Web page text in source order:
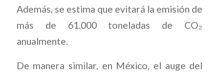
Además, se estima que evitará la emisión de
más de 61.000 toneladas de CO₂
anualmente.
De manera similar, en México, el auge del